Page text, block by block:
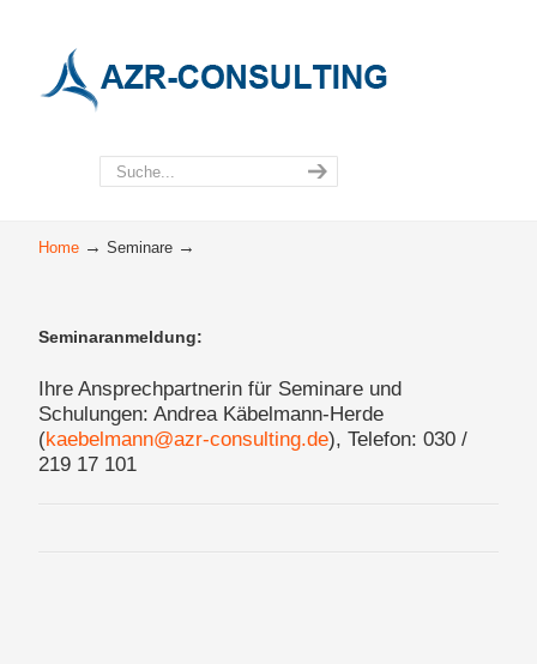
Home →Seminare →
Seminaranmeldung:
Ihre Ansprechpartnerin für Seminare und
Schulungen: Andrea Käbelmann-Herde
(kaebelmann@azr-consulting.de), Telefon: 030 /
219 17 101